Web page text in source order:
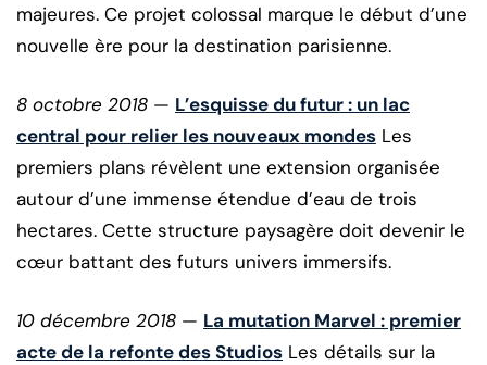
majeures. Ce projet colossal marque le début d’une
nouvelle ère pour la destination parisienne.
8 octobre 2018 — L’esquisse du futur : un lac
central pour relier les nouveaux mondes Les
premiers plans révèlent une extension organisée
autour d’une immense étendue d’eau de trois
hectares. Cette structure paysagère doit devenir le
cœur battant des futurs univers immersifs.
10 décembre 2018 — La mutation Marvel : premier
acte de la refonte des Studios Les détails sur la